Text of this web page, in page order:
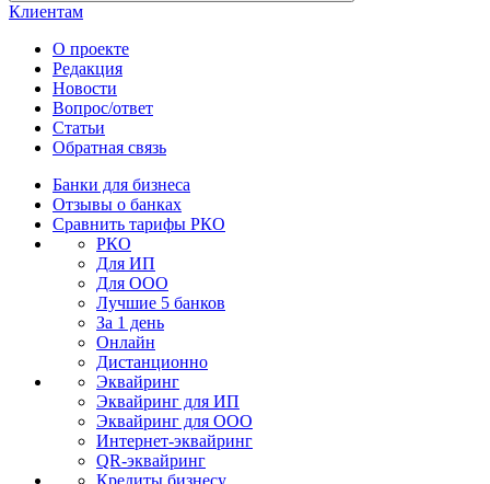
Клиентам
О проекте
Редакция
Новости
Вопрос/ответ
Статьи
Обратная связь
Банки для бизнеса
Отзывы о банках
Сравнить тарифы РКО
РКО
Для ИП
Для ООО
Лучшие 5 банков
За 1 день
Онлайн
Дистанционно
Эквайринг
Эквайринг для ИП
Эквайринг для ООО
Интернет-эквайринг
QR-эквайринг
Кредиты бизнесу